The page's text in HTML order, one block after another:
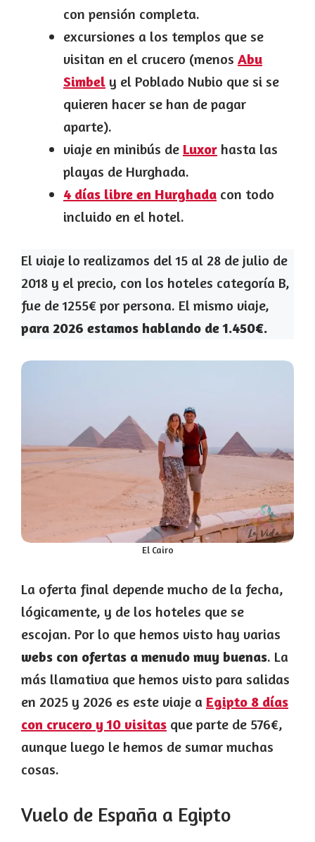
con pensión completa.
excursiones a los templos que se
visitan en el crucero (menos Abu
Simbel y el Poblado Nubio que si se
quieren hacer se han de pagar
aparte).
viaje en minibús de Luxor hasta las
playas de Hurghada.
4 días libre en Hurghada con todo
incluido en el hotel.
El viaje lo realizamos del 15 al 28 de julio de
2018 y el precio, con los hoteles categoría B,
fue de 1255€ por persona. El mismo viaje,
para 2026 estamos hablando de 1.450€.
El Cairo
La oferta final depende mucho de la fecha,
lógicamente, y de los hoteles que se
escojan. Por lo que hemos visto hay varias
webs con ofertas a menudo muy buenas. La
más llamativa que hemos visto para salidas
en 2025 y 2026 es este viaje a Egipto 8 días
con crucero y 10 visitas que parte de 576€,
aunque luego le hemos de sumar muchas
cosas.
Vuelo de España a Egipto